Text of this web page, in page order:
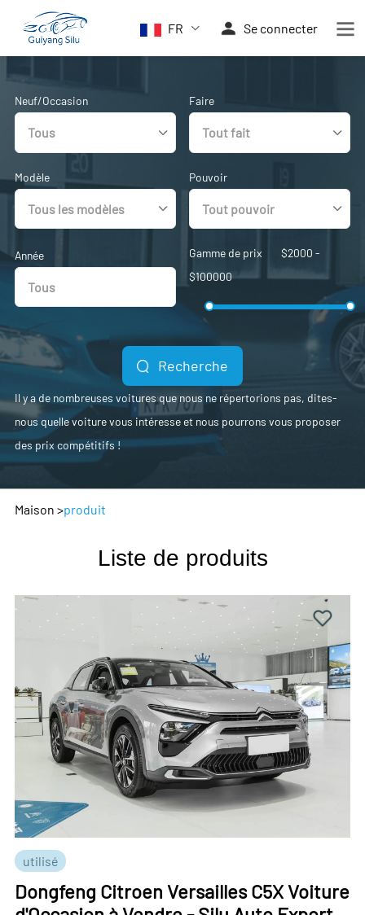
FR Se connecter
Neuf/Occasion Faire
Modèle Pouvoir
Année Gamme de prix $2000 -
$100000
Recherche
Il y a de nombreuses voitures que nous ne répertorions pas, dites-
nous quelle voiture vous intéresse et nous pourrons vous proposer
des prix compétitifs !
Maison >produit
Liste de produits
utilisé
Dongfeng Citroen Versailles C5X Voiture